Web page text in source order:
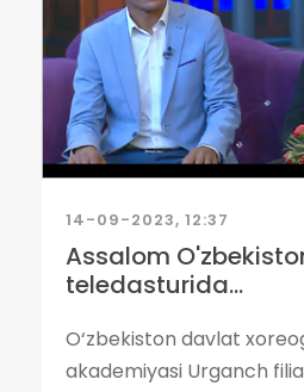
14-09-2023, 12:37
Assalom
teledasturida...
O‘zbekiston davlat
akademiyasi Urganch